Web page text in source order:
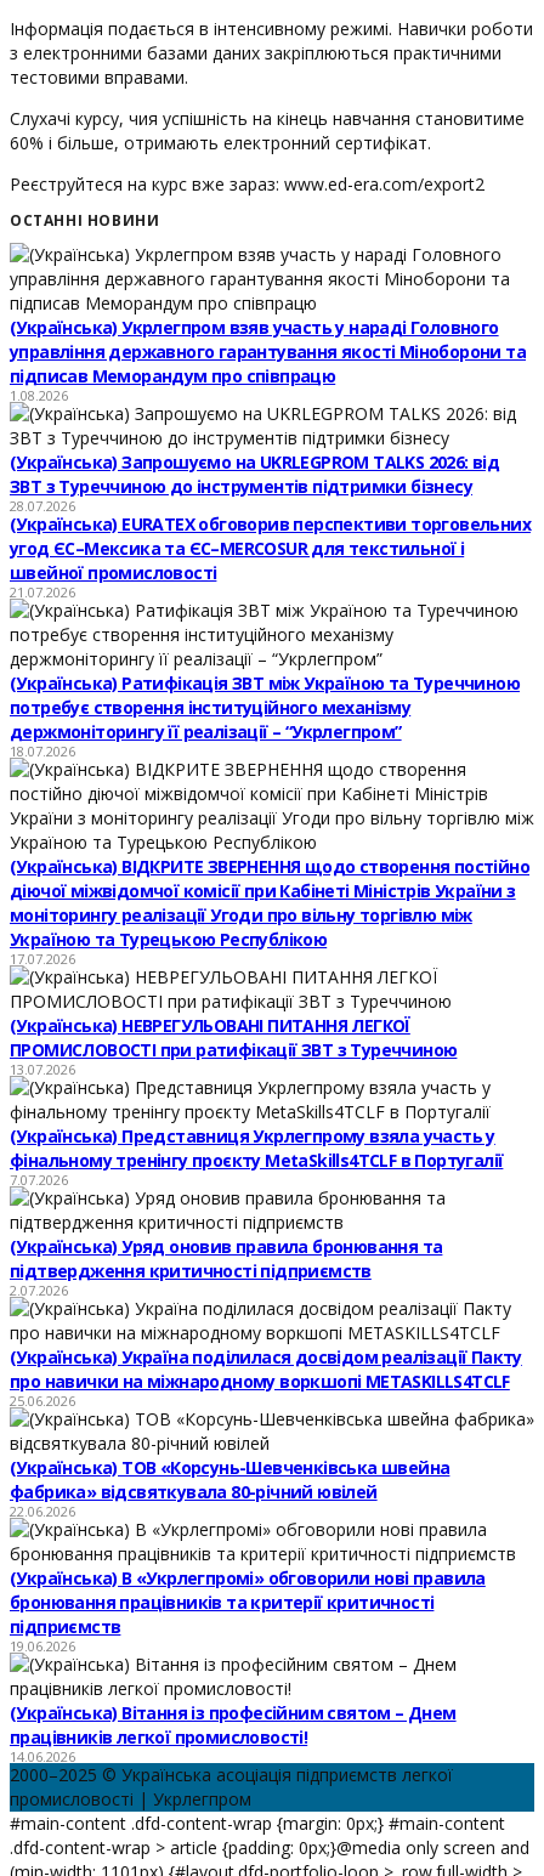
Інформація подається в інтенсивному режимі. Навички роботи
з електронними базами даних закріплюються практичними
тестовими вправами.
Слухачі курсу, чия успішність на кінець навчання становитиме
60% і більше, отримають електронний сертифікат.
Реєструйтеся на курс вже зараз: www.ed-era.com/export2
ОСТАННІ НОВИНИ
(Українська) Укрлегпром взяв участь у нараді Головного
управління державного гарантування якості Міноборони та
підписав Меморандум про співпрацю
1.08.2026
(Українська) Запрошуємо на UKRLEGPROM TALKS 2026: від
ЗВТ з Туреччиною до інструментів підтримки бізнесу
28.07.2026
(Українська) EURATEX обговорив перспективи торговельних
угод ЄС–Мексика та ЄС–MERCOSUR для текстильної і
швейної промисловості
21.07.2026
(Українська) Ратифікація ЗВТ між Україною та Туреччиною
потребує створення інституційного механізму
держмоніторингу її реалізації – “Укрлегпром”
18.07.2026
(Українська) ВІДКРИТЕ ЗВЕРНЕННЯ щодо створення постійно
діючої міжвідомчої комісії при Кабінеті Міністрів України з
моніторингу реалізації Угоди про вільну торгівлю між
Україною та Турецькою Республікою
17.07.2026
(Українська) НЕВРЕГУЛЬОВАНІ ПИТАННЯ ЛЕГКОЇ
ПРОМИСЛОВОСТІ при ратифікації ЗВТ з Туреччиною
13.07.2026
(Українська) Представниця Укрлегпрому взяла участь у
фінальному тренінгу проєкту MetaSkills4TCLF в Португалії
7.07.2026
(Українська) Уряд оновив правила бронювання та
підтвердження критичності підприємств
2.07.2026
(Українська) Україна поділилася досвідом реалізації Пакту
про навички на міжнародному воркшопі METASKILLS4TCLF
25.06.2026
(Українська) ТОВ «Корсунь-Шевченківська швейна
фабрика» відсвяткувала 80-річний ювілей
22.06.2026
(Українська) В «Укрлегпромі» обговорили нові правила
бронювання працівників та критерії критичності
підприємств
19.06.2026
(Українська) Вітання із професійним святом – Днем
працівників легкої промисловості!
14.06.2026
2000–2025 © Українська асоціація підприємств легкої
промисловості | Укрлегпром
#main-content .dfd-content-wrap {margin: 0px;} #main-content
.dfd-content-wrap > article {padding: 0px;}@media only screen and